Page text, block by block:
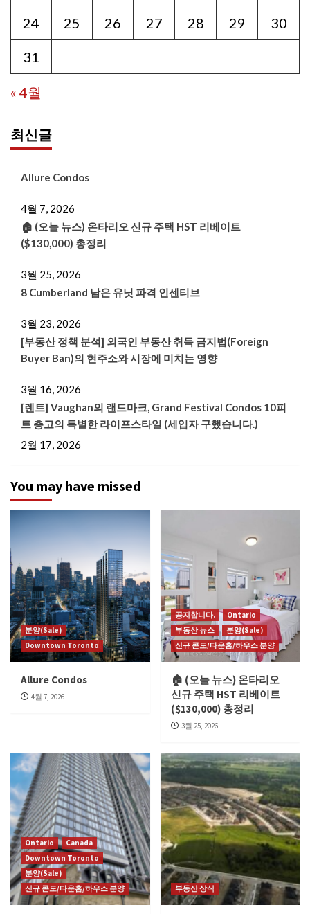
24 25 26 27 28 29 30
31
« 4월
최신글
Allure Condos
4월 7, 2026
🏠 (오늘 뉴스) 온타리오 신규 주택 HST 리베이트
($130,000) 총정리
3월 25, 2026
8 Cumberland 남은 유닛 파격 인센티브
3월 23, 2026
[부동산 정책 분석] 외국인 부동산 취득 금지법(Foreign
Buyer Ban)의 현주소와 시장에 미치는 영향
3월 16, 2026
[렌트] Vaughan의 랜드마크, Grand Festival Condos 10피
트 층고의 특별한 라이프스타일 (세입자 구했습니다.)
2월 17, 2026
You may have missed
분양(Sale)
Downtown Toronto
Allure Condos
4월 7, 2026
공지합니다.
Ontario
부동산 뉴스
분양(Sale)
신규 콘도/타운홈/하우스 분양
🏠 (오늘 뉴스) 온타리오
신규 주택 HST 리베이트
($130,000) 총정리
3월 25, 2026
Ontario
Canada
Downtown Toronto
분양(Sale)
신규 콘도/타운홈/하우스 분양
부동산 상식